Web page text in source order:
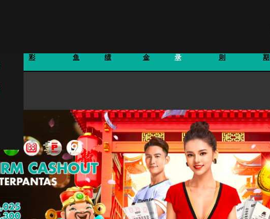
彩
鱼
绩
金
录
则
期